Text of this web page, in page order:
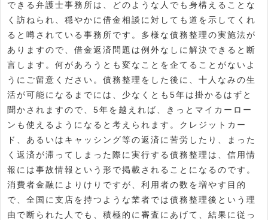
できる弁護士事務所は、どのような人でも身構えることな
く訪ねられ、穏やかに借金相談に対しても道を示してくれ
ると噂されている事務所です。多様な債務整理の実施法が
ありますので、借金返済問題は例外なしに解決できると断
言します。何があろうとも変なことを企てることがないよ
うにご留意ください。債務整理をした後に、十人なみの生
活が可能になるまでには、少なくとも5年は掛かるはずと
聞かされますので、5年を越えれば、きっとマイカーロー
ンも使えるようになると考えられます。クレジットカー
ド、あるいはキャッシング等の返済に苦労したり、まった
く返済が滞ってしまった際に実行する債務整理は、信用情
報には事故情報という形で掲載されることになるのです。
消費者金融によりけりですが、利用者の数を増やす目的
で、全国に支店を持つような業者では債務整理後という理
由で断られた人でも、積極的に審査にあげて、結果に従っ